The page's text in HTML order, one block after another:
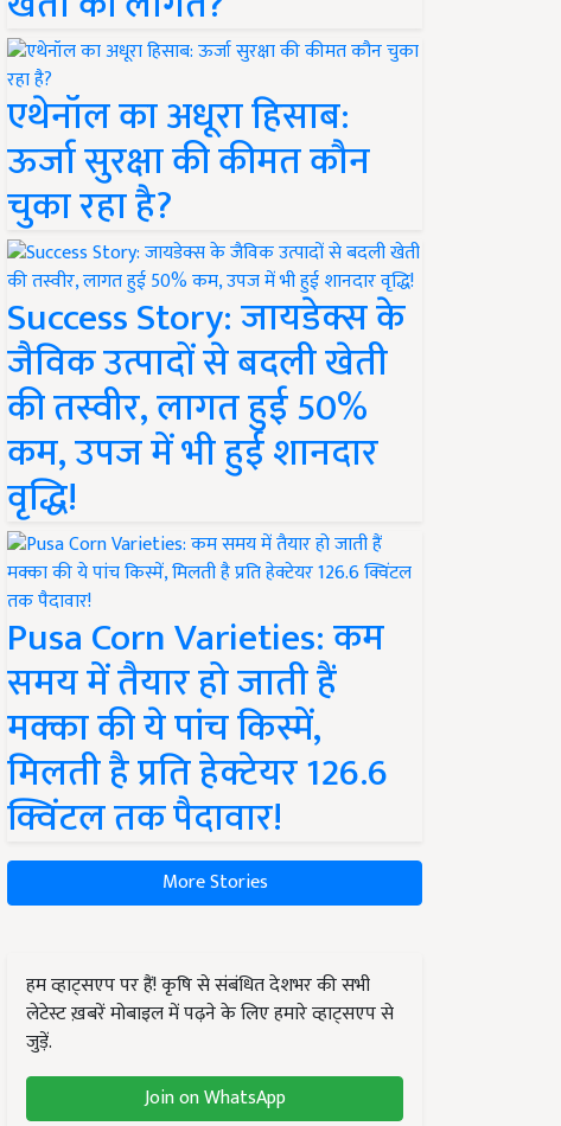
एथेनॉल का अधूरा हिसाब:
ऊर्जा सुरक्षा की कीमत कौन
चुका रहा है?
Success Story: जायडेक्स के
जैविक उत्पादों से बदली खेती
की तस्वीर, लागत हुई 50%
कम, उपज में भी हुई शानदार
वृद्धि!
Pusa Corn Varieties: कम
समय में तैयार हो जाती हैं
मक्का की ये पांच किस्में,
मिलती है प्रति हेक्टेयर 126.6
क्विंटल तक पैदावार!
More Stories
हम व्हाट्सएप पर हैं! कृषि से संबंधित देशभर की सभी
लेटेस्ट ख़बरें मोबाइल में पढ़ने के लिए हमारे व्हाट्सएप से
जुड़ें.
Join on WhatsApp